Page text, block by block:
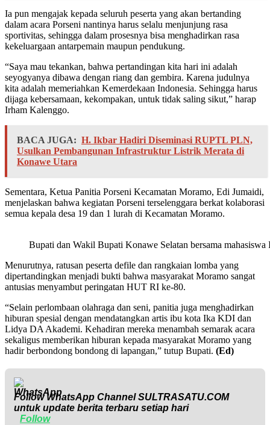
Ia pun mengajak kepada seluruh peserta yang akan bertanding
dalam acara Porseni nantinya harus selalu menjunjung rasa
sportivitas, sehingga dalam prosesnya bisa menghadirkan rasa
kekeluargaan antarpemain maupun pendukung.
“Saya mau tekankan, bahwa pertandingan kita hari ini adalah
seyogyanya dibawa dengan riang dan gembira. Karena judulnya
kita adalah memeriahkan Kemerdekaan Indonesia. Sehingga harus
dijaga kebersamaan, kekompakan, untuk tidak saling sikut,” harap
Irham Kalenggo.
BACA JUGA: H. Ikbar Hadiri Diseminasi RUPTL PLN,
Usulkan Pembangunan Infrastruktur Listrik Merata di
Konawe Utara
Sementara, Ketua Panitia Porseni Kecamatan Moramo, Edi Jumaidi,
menjelaskan bahwa kegiatan Porseni terselenggara berkat kolaborasi
semua kepala desa 19 dan 1 lurah di Kecamatan Moramo.
Bupati dan Wakil Bupati Konawe Selatan bersama
Menurutnya, ratusan peserta defile dan rangkaian lomba yang
dipertandingkan menjadi bukti bahwa masyarakat Moramo sangat
antusias menyambut peringatan HUT RI ke-80.
“Selain perlombaan olahraga dan seni, panitia juga menghadirkan
hiburan spesial dengan mendatangkan artis ibu kota Ika KDI dan
Lidya DA Akademi. Kehadiran mereka menambah semarak acara
sekaligus memberikan hiburan kepada masyarakat Moramo yang
hadir berbondong bondong di lapangan,” tutup Bupati. (Ed)
Follow WhatsApp ChannelSULTRASATU.COM
untuk update berita terbaru setiap hari
Follow